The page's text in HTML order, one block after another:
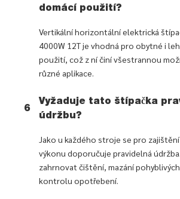
domácí použití?
Vertikální horizontální elektrická
4000W 12T je vhodná pro obytné i
použití, což z ní činí všestrannou
různé aplikace.
6
Vyžaduje tato štípačka
údržbu?
Jako u každého stroje se pro
výkonu doporučuje pravidelná
zahrnovat čištění, mazání
kontrolu opotřebení.